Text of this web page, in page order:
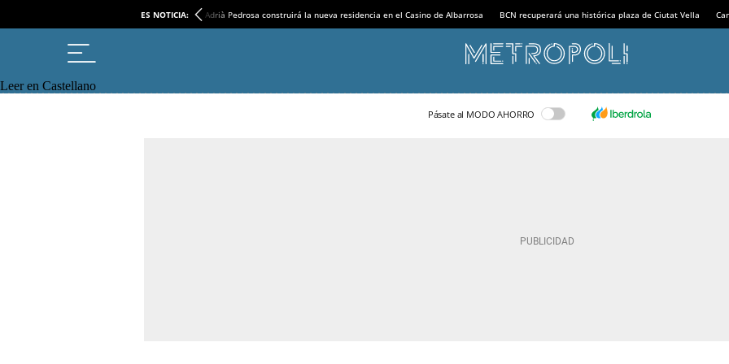
ES NOTICIA: Adrià Pedrosa construirá la nueva residencia en el Casino de Albarrosa BCN recuperará una histórica plaza de Ciutat Vella
Leer en Castellano
Pásate al MODO AHORRO